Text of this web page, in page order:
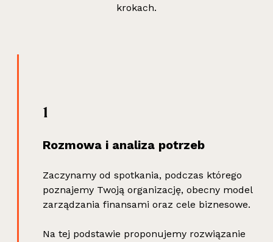
krokach.
1
Rozmowa i analiza potrzeb
Zaczynamy od spotkania, podczas którego
poznajemy Twoją organizację, obecny model
zarządzania finansami oraz cele biznesowe.
Na tej podstawie proponujemy rozwiązanie